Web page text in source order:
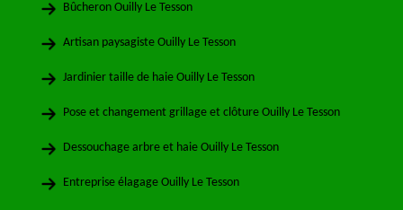
Bûcheron Ouilly Le Tesson
Artisan paysagiste Ouilly Le Tesson
Jardinier taille de haie Ouilly Le Tesson
Pose et changement grillage et clôture Ouilly Le Tesson
Dessouchage arbre et haie Ouilly Le Tesson
Entreprise élagage Ouilly Le Tesson